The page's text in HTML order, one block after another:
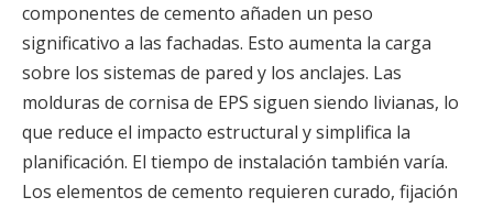
componentes de cemento añaden un peso
significativo a las fachadas. Esto aumenta la carga
sobre los sistemas de pared y los anclajes. Las
molduras de cornisa de EPS siguen siendo livianas, lo
que reduce el impacto estructural y simplifica la
planificación. El tiempo de instalación también varía.
Los elementos de cemento requieren curado, fijación